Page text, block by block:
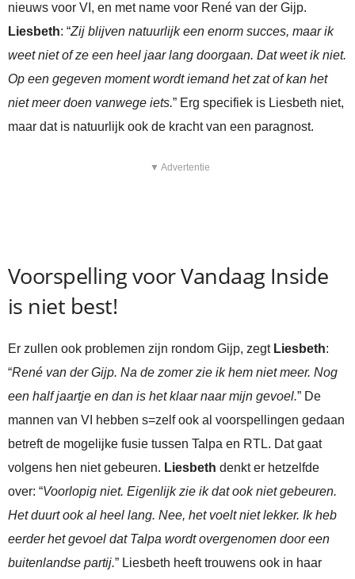
nieuws voor VI, en met name voor René van der Gijp.
Liesbeth: “Zij blijven natuurlijk een enorm succes, maar ik
weet niet of ze een heel jaar lang doorgaan. Dat weet ik niet.
Op een gegeven moment wordt iemand het zat of kan het
niet meer doen vanwege iets.” Erg specifiek is Liesbeth niet,
maar dat is natuurlijk ook de kracht van een paragnost.
▼ Advertentie
Voorspelling voor Vandaag Inside
is niet best!
Er zullen ook problemen zijn rondom Gijp, zegt Liesbeth:
“René van der Gijp. Na de zomer zie ik hem niet meer. Nog
een half jaartje en dan is het klaar naar mijn gevoel.” De
mannen van VI hebben s=zelf ook al voorspellingen gedaan
betreft de mogelijke fusie tussen Talpa en RTL. Dat gaat
volgens hen niet gebeuren. Liesbeth denkt er hetzelfde
over: “Voorlopig niet. Eigenlijk zie ik dat ook niet gebeuren.
Het duurt ook al heel lang. Nee, het voelt niet lekker. Ik heb
eerder het gevoel dat Talpa wordt overgenomen door een
buitenlandse partij.” Liesbeth heeft trouwens ook in haar